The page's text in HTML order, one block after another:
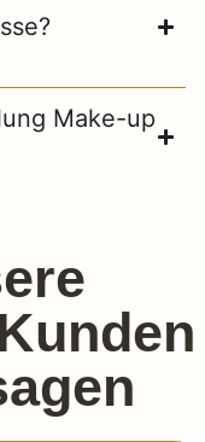
Make-up